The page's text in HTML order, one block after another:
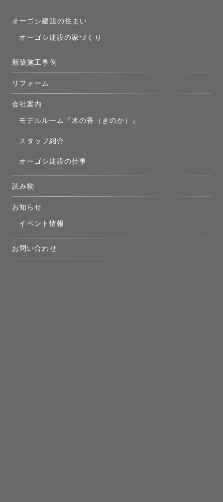
オーゴシ建設の住まい
オーゴシ建設の家づくり
新築施工事例
リフォーム
会社案内
モデルルーム『木の香（きのか）』
スタッフ紹介
オーゴシ建設の仕事
読み物
お知らせ
イベント情報
お問い合わせ